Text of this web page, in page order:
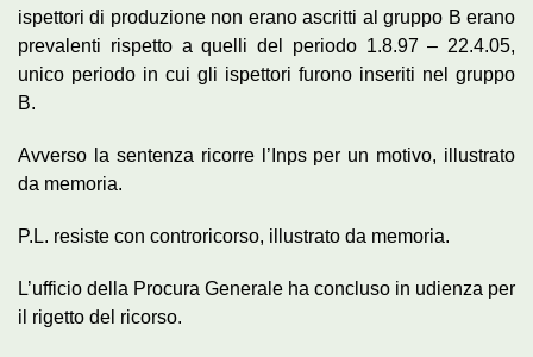
ispettori di produzione non erano ascritti al gruppo B erano
prevalenti rispetto a quelli del periodo 1.8.97 – 22.4.05,
unico periodo in cui gli ispettori furono inseriti nel gruppo
B.
Avverso la sentenza ricorre l’Inps per un motivo, illustrato
da memoria.
P.L. resiste con controricorso, illustrato da memoria.
L’ufficio della Procura Generale ha concluso in udienza per
il rigetto del ricorso.